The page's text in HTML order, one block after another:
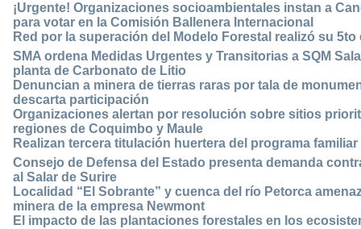
¡Urgente! Organizaciones socioambientales instan a
para votar en la Comisión Ballenera Internacional
Red por la superación del Modelo Forestal realizó su
SMA ordena Medidas Urgentes y Transitorias a SQM
planta de Carbonato de Litio
Denuncian a minera de tierras raras por tala de
descarta participación
Organizaciones alertan por resolución sobre sitios
regiones de Coquimbo y Maule
Realizan tercera titulación huertera del programa
Consejo de Defensa del Estado presenta demanda
al Salar de Surire
Localidad “El Sobrante” y cuenca del río Petorca
minera de la empresa Newmont
El impacto de las plantaciones forestales en los